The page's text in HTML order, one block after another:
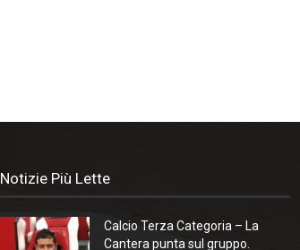
Notizie Più Lette
Calcio Terza Categoria – La
Cantera punta sul gruppo.